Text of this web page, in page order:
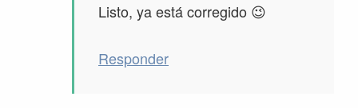
Listo, ya está corregido 😉
Responder